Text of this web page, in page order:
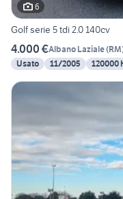
6
Golf serie 5 tdi 2.0 140cv
4.000 €Albano Laziale(RM
Usato
11/2005 120000